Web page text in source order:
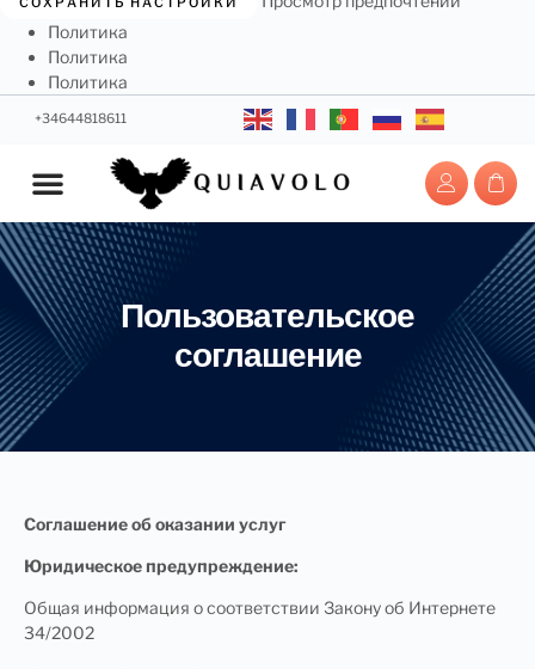
Политика
Политика
Политика
+34644818611
Пользовательское
соглашение
Соглашение об оказании услуг
Юридическое предупреждение:
Общая информация о соответствии Закону об Интернете
34/2002